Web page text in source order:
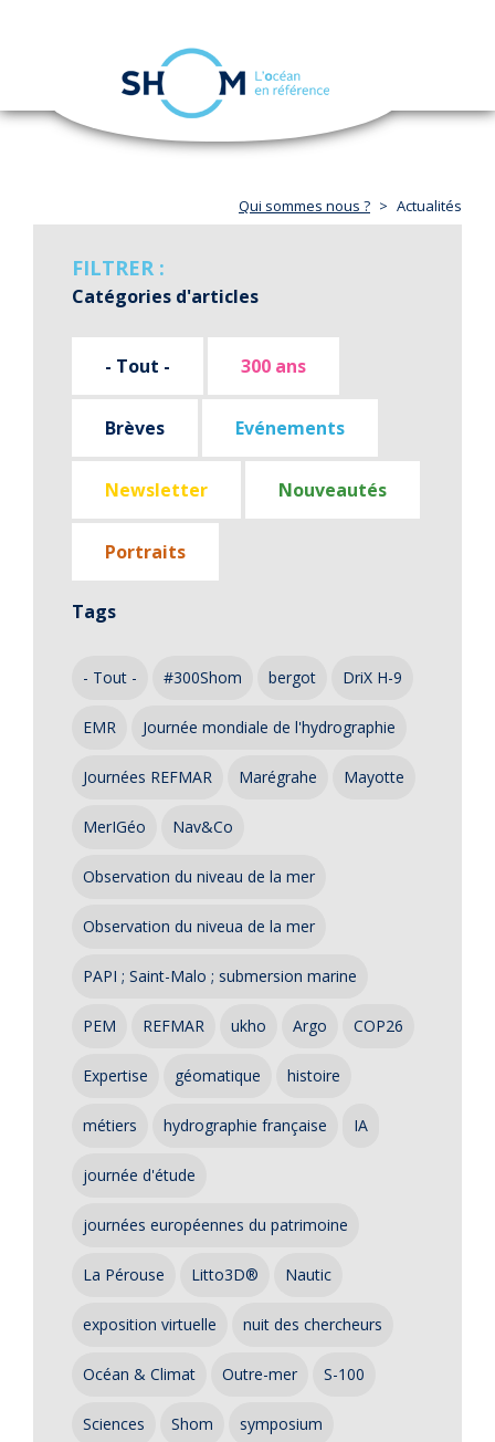
Aller
navigation
Qui sommes nous ? Actualités
FILTRER :
Catégories d'articles
- Tout - 300 ans
Brèves Evénements
Newsletter Nouveautés
Portraits
Tags
- Tout - #300Shom bergot DriX H-9
EMR Journée mondiale de l'hydrographie
Journées REFMAR Marégrahe Mayotte
MerIGéo Nav&Co
Observation du niveau de la mer
Observation du niveua de la mer
PAPI ; Saint-Malo ; submersion marine
PEM REFMAR ukho Argo COP26
Expertise géomatique histoire
métiers hydrographie française IA
journée d'étude
journées européennes du patrimoine
La Pérouse Litto3D® Nautic
exposition virtuelle nuit des chercheurs
Océan & Climat Outre-mer S-100
Sciences Shom symposium